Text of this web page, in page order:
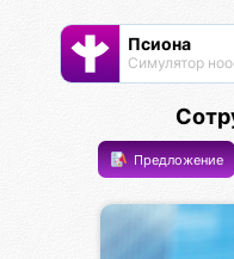
Псиона
Предложение